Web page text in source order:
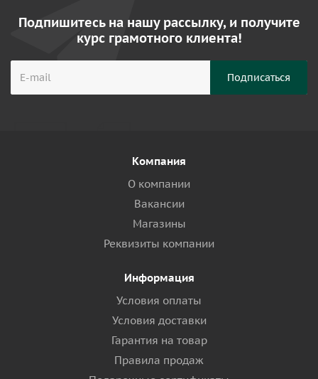
Подпишитесь на нашу рассылку, и получите
курс грамотного клиента!
Компания
О компании
Вакансии
Магазины
Реквизиты компании
Информация
Условия оплаты
Условия доставки
Гарантия на товар
Правила продаж